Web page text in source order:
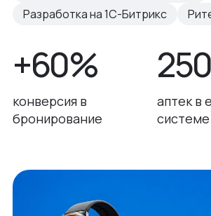
Разработка на 1С-Битрикс
+60%
конверсия в
бронирование
аптек в
системе